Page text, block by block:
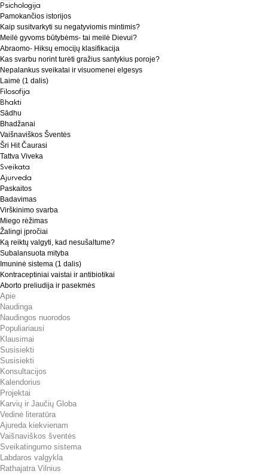
Psichologija
Pamokančios istorijos
Kaip susitvarkyti su negatyviomis mintimis?
Meilė gyvoms būtybėms- tai meilė Dievui?
Abraomo- Hiksų emocijų klasifikacija
Kas svarbu norint turėti gražius santykius poroje?
Nepalankus sveikatai ir visuomenei elgesys
Laimė (1 dalis)
Filosofija
Bhakti
Sādhu
Bhadžanai
Vaišnaviškos Šventės
Šri Hit Čaurasi
Tattva Viveka
Sveikata
Ajurveda
Paskaitos
Badavimas
Virškinimo svarba
Miego rėžimas
Žalingi įpročiai
Ką reiktų valgyti, kad nesušaltume?
Subalansuota mityba
Imuninė sistema (1 dalis)
Kontraceptiniai vaistai ir antibiotikai
Aborto preliudija ir pasekmės
Apie
Naudinga
Naudingos nuorodos
Populiariausi
Klausimai
Susisiekti
Susisiekti
Konsultacijos
Kalendorius
Projektai
Karvių ir Jaučių Globa
Vedinė literatūra
Ajureda kiekvienam
Vaišnaviškos šventės
Sveikatingumo sistema
Labdaros valgykla
Rathajatra Vilnius